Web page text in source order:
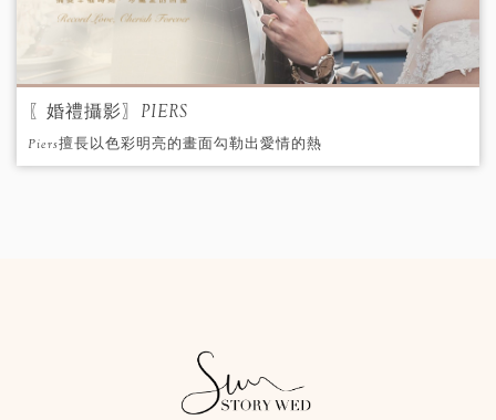
〖婚禮攝影〗PIERS
Piers擅長以色彩明亮的畫面勾勒出愛情的熱
情